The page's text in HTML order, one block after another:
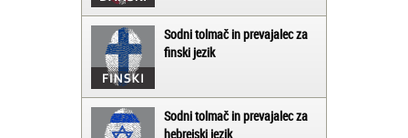
Sodni tolmač in prevajalec za
finski jezik
Sodni tolmač in prevajalec za
hebrejski jezik